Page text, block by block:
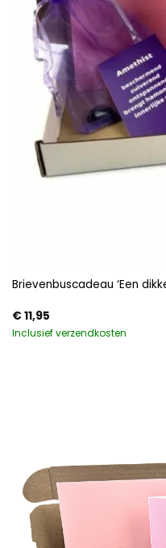
Brievenbuscadeau ‘Een
€11,95
Inclusief verzendkosten